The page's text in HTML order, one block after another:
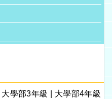
大學部3年級
大學部4年級